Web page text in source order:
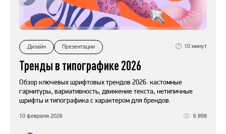
Дизайн Презентации 10 минут
Тренды в типографике 2026
Обзор ключевых шрифтовых трендов 2026: кастомные
гарнитуры, вариативность, движение текста, нетипичные
шрифты и типографика с характером для брендов.
10 февраля 2026 6 898